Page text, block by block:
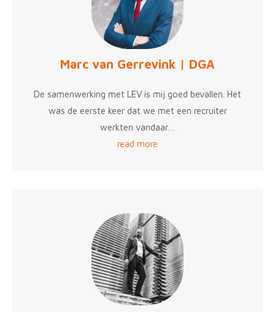
Marc van Gerrevink | DGA
De samenwerking met LEV is mij goed bevallen. Het
was de eerste keer dat we met een recruiter
werkten vandaar…
read more